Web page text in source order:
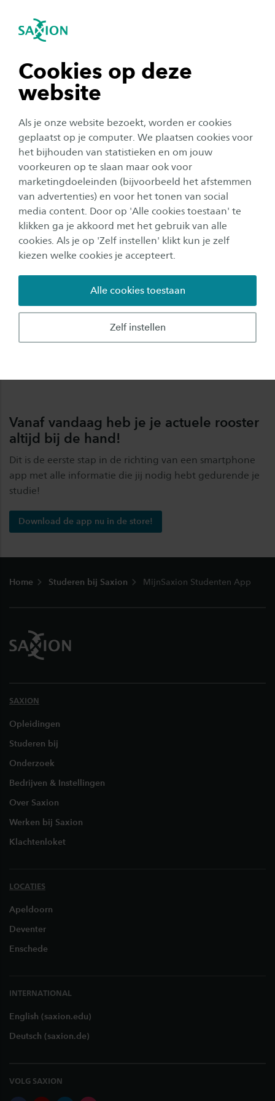
Cookies op deze
website
Als je onze website bezoekt, worden er cookies
geplaatst op je computer. We plaatsen cookies voor
het bijhouden van statistieken en om jouw
voorkeuren op te slaan maar ook voor
marketingdoeleinden (bijvoorbeeld het afstemmen
van advertenties) en voor het tonen van social
media content. Door op 'Alle cookies toestaan' te
klikken ga je akkoord met het gebruik van alle
cookies. Als je op 'Zelf instellen' klikt kun je zelf
kiezen welke cookies je accepteert.
Zelf instellen
Alle cookies toestaan
Navigatie openen
tonen
tonen
tonen
tonen
sluiten
MijnSaxion Studenten App
Met de MijnSaxion Studenten App kun je op
ieder moment van de dag je actuele les- en
toetsrooster checken op je telefoon. Is er een
roosterwijziging? Dan ontvang je uiteraard een
notificatie. Download de app hieronder.
Vanaf vandaag heb je je actuele rooster
altijd bij de hand!
Dit is de eerste stap in de richting van een smartphone
app met alle informatie die jij nodig hebt gedurende je
studie!
Download de app nu in de store!
Home Studeren bij Saxion MijnSaxion Studenten App
SAXION
Opleidingen
Studeren bij
Onderzoek
Bedrijven & Instellingen
Over Saxion
Werken bij Saxion
Klachtenloket
LOCATIES
Apeldoorn
Deventer
Enschede
INTERNATIONAL
English (saxion.edu)
Deutsch (saxion.de)
VOLG SAXION